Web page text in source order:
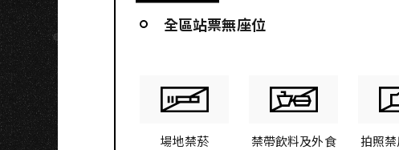
全區站票無座位
場地禁菸 禁帶飲料及外食 拍照